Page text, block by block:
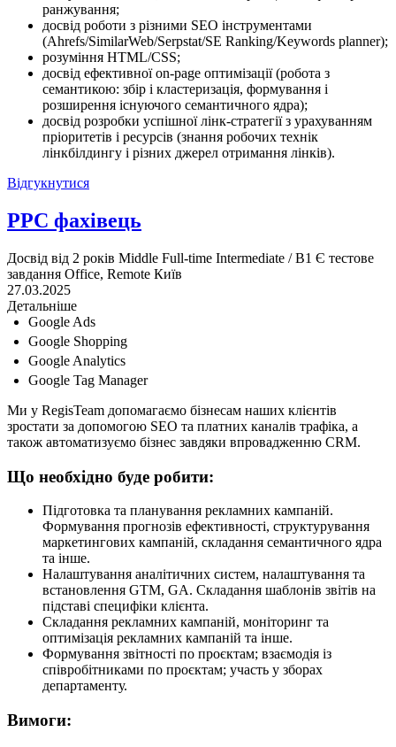
ранжування;
досвід роботи з різними SEO інструментами
(Ahrefs/SimilarWeb/Serpstat/SE Ranking/Keywords planner);
розуміння HTML/CSS;
досвід ефективної on-page оптимізації (робота з
семантикою: збір і кластеризація, формування і
розширення існуючого семантичного ядра);
досвід розробки успішної лінк-стратегії з урахуванням
пріоритетів і ресурсів (знання робочих технік
лінкбілдингу і різних джерел отримання лінків).
Відгукнутися
PPC фахівець
Досвід від 2 років Middle Full-time Intermediate / B1 Є тестове
завдання Office, Remote Київ
27.03.2025
Детальніше
Google Ads
Google Shopping
Google Analytics
Google Tag Manager
Ми у RegisTeam допомагаємо бізнесам наших клієнтів
зростати за допомогою SEO та платних каналів трафіка, а
також автоматизуємо бізнес завдяки впровадженню CRM.
Що необхідно буде робити:
Підготовка та планування рекламних кампаній.
Формування прогнозів ефективності, структурування
маркетингових кампаній, складання семантичного ядра
та інше.
Налаштування аналітичних систем, налаштування та
встановлення GTM, GA. Складання шаблонів звітів на
підставі специфіки клієнта.
Складання рекламних кампаній, моніторинг та
оптимізація рекламних кампаній та інше.
Формування звітності по проєктам; взаємодія із
співробітниками по проєктам; участь у зборах
департаменту.
Вимоги: